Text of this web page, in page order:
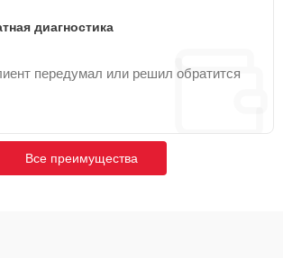
диагностика
передумал или решил обратится
Все преимущества